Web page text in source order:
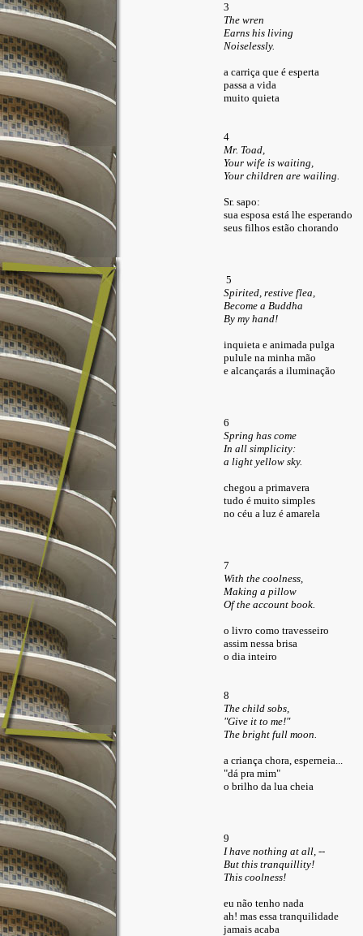
3
The wren
Earns his living
Noiselessly.
a carriça que é esperta
passa a vida
muito quieta
4
Mr. Toad,
Your wife is waiting,
Your children are wailing.
Sr. sapo:
sua esposa está lhe esperando
seus filhos estão chorando
5
Spirited, restive flea,
Become a Buddha
By my hand!
inquieta e animada pulga
pulule na minha mão
e alcançarás a iluminação
6
Spring has come
In all simplicity:
a light yellow sky.
chegou a primavera
tudo é muito simples
no céu a luz é amarela
7
With the coolness,
Making a pillow
Of the account book.
o livro como travesseiro
assim nessa brisa
o dia inteiro
8
The child sobs,
"Give it to me!"
The bright full moon.
a criança chora, esperneia...
"dá pra mim"
o brilho da lua cheia
9
I have nothing at all, --
But this tranquillity!
This coolness!
eu não tenho nada
ah! mas essa tranquilidade
jamais acaba